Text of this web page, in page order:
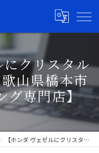
にクリスタル
山県橋本市
グ専門店】
【ホンダ ヴェゼルにクリスタルキーパー施工｜和歌山県橋本市のカーコーティング専門店】